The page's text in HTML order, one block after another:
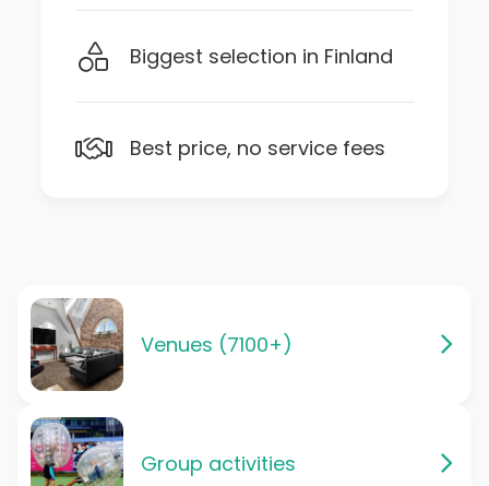
Biggest selection in Finland
Best price, no service fees
Venues (7100+)
Group activities